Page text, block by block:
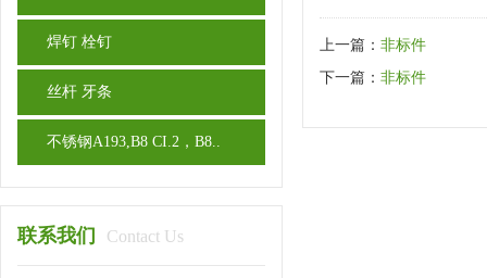
焊钉 栓钉
丝杆 牙条
不锈钢A193,B8 CI.2，B8..
联系我们 Contact Us
上一篇： 非标件
下一篇： 非标件